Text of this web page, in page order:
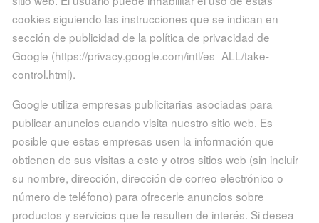
cookies siguiendo las instrucciones que se indican en
sección de publicidad de la política de privacidad de
Google (https://privacy.google.com/intl/es_ALL/take-
control.html).
Google utiliza empresas publicitarias asociadas para
publicar anuncios cuando visita nuestro sitio web. Es
posible que estas empresas usen la información que
obtienen de sus visitas a este y otros sitios web (sin incluir
su nombre, dirección, dirección de correo electrónico o
número de teléfono) para ofrecerle anuncios sobre
productos y servicios que le resulten de interés. Si desea